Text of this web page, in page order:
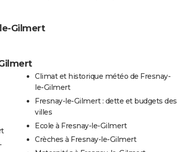
Gilmert
Climat et historique météo de Fresnay-
le-Gilmert
Fresnay-le-Gilmert : dette et budgets des
villes
Ecole à Fresnay-le-Gilmert
Crèches à Fresnay-le-Gilmert